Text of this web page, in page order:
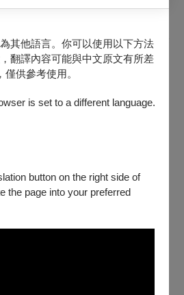
其他語言。你可以使用以下方法
翻譯內容可能與中文原文有所差
僅供參考使用。
is set to a different language.
button on the right side of
the page into your preferred
Chen Violin Recital
金會
廣塲、礁溪老爺酒店、中菲行國際
基金會、財團法人私立中華基金會
外台裔古典音樂菁英回台分享高水
邀請小提琴家陳鋭(Ray Chen)和鋼
Elizalde)於台北和高雄進行兩
。
紐因大賽的冠軍，陳鋭已名列國際
他經常與世界頂尖樂團如柏林愛
大廈、巴伐利亞廣播交響樂團等合
樂團在艾菲鐵塔前的「巴士底日間
觀眾聆聽，透過網路社群軟體，吸
展古典音樂觀眾。陳鋭製作的一系
線上影片，讓樂迷透過不同方式認
藝精湛、年輕成名，為新世代意見
樂家的定義。